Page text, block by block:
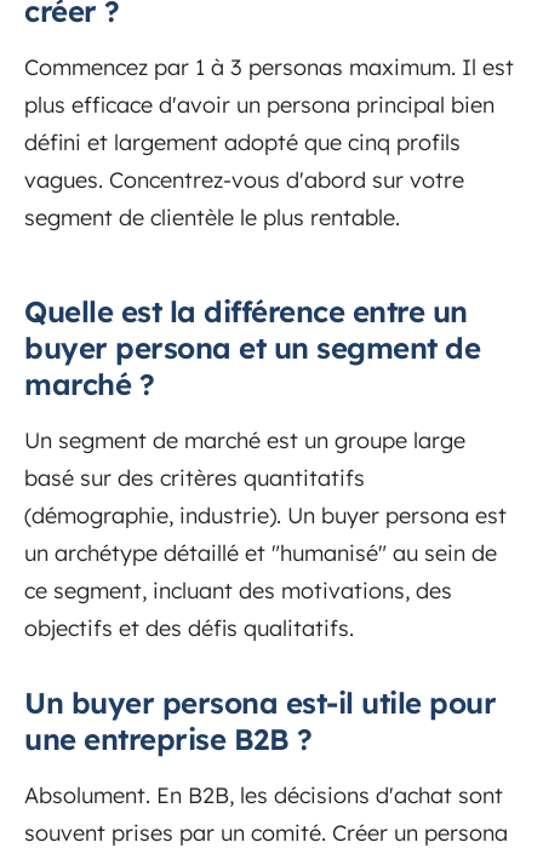
créer ?
Commencez par 1 à 3 personas maximum. Il est
plus efficace d'avoir un persona principal bien
défini et largement adopté que cinq profils
vagues. Concentrez-vous d'abord sur votre
segment de clientèle le plus rentable.
Quelle est la différence entre un
buyer persona et un segment de
marché ?
Un segment de marché est un groupe large
basé sur des critères quantitatifs
(démographie, industrie). Un buyer persona est
un archétype détaillé et "humanisé" au sein de
ce segment, incluant des motivations, des
objectifs et des défis qualitatifs.
Un buyer persona est-il utile pour
une entreprise B2B ?
Absolument. En B2B, les décisions d'achat sont
souvent prises par un comité. Créer un persona